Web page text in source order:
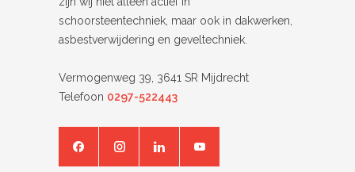
schoorsteentechniek, maar ook in dakwerken,
asbestverwijdering en geveltechniek.
Vermogenweg 39, 3641 SR Mijdrecht
Telefoon 0297-522443